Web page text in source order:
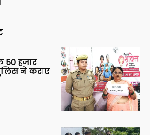
हजार
ने कराए